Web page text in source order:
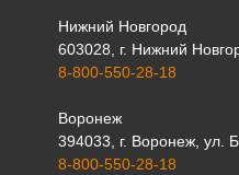
Нижний Новгород
603028, г. Нижний
8-800-550-28-18
Воронеж
394033, г. Воронеж, ул.
8-800-550-28-18